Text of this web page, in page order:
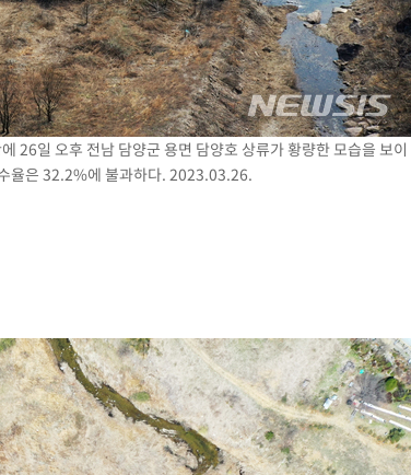
26일 오후 전남 담양군 용면 담양호 상류가 황량한 모습을 보이
율은 32.2%에 불과하다. 2023.03.26.